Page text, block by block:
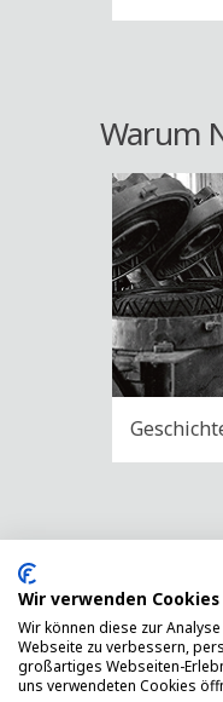
Warum
Wir verwenden Cookies
Wir können diese zur
Webseite zu verbessern,
großartiges Webseiten-
uns verwendeten Cookies